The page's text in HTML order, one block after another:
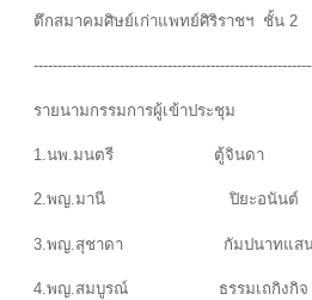
ตึกสมาคมศิษย์เก่าแพทย์ศิริราชฯ ชั้น 2
รายนามกรรมการผู้เข้าประชุม
1.นพ.มนตรี ตู้จินดา
2.พญ.มานี ปิยะอนัน
3.พญ.สุชาดา กัมปนาทแสน
4.พญ.สมบูรณ์ ธรรมเถ